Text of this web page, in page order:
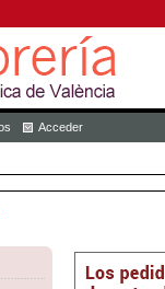
Acceder